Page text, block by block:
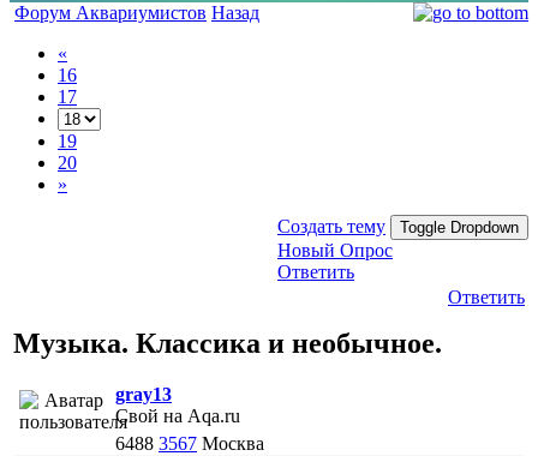
Форум Аквариумистов Назад
«
16
17
19
20
»
Создать тему Toggle Dropdown
Новый Опрос
Ответить
Ответить
Музыка. Классика и необычное.
gray13
Свой на Aqa.ru
6488 3567 Москва